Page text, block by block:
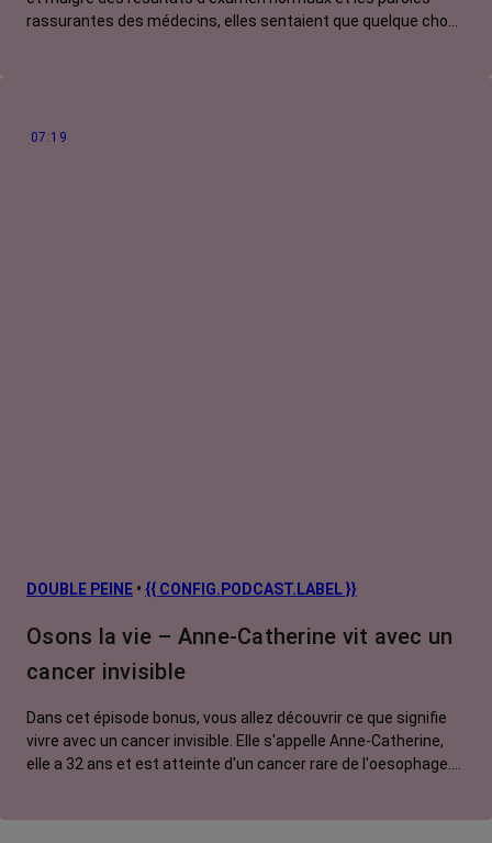
rassurantes des médecins, elles sentaient que quelque chose
07:19
DOUBLE PEINE • {{ CONFIG.PODCAST.LABEL }}
Osons la vie – Anne-Catherine vit avec un
cancer invisible
Dans cet épisode bonus, vous allez découvrir ce que signifie
vivre avec un cancer invisible. Elle s'appelle Anne-Catherine,
elle a 32 ans et est atteinte d'un cancer rare de l'oesophage.